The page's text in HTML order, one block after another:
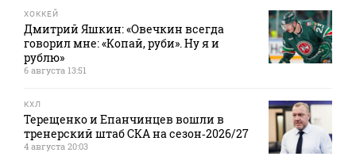
ХОККЕЙ
Дмитрий Яшкин: «Овечкин всегда
говорил мне: «Копай, руби». Ну я и
рублю»
6 августа 13:51
КХЛ
Терещенко и Епанчинцев вошли в
тренерский штаб СКА на сезон‑2026/27
4 августа 20:03